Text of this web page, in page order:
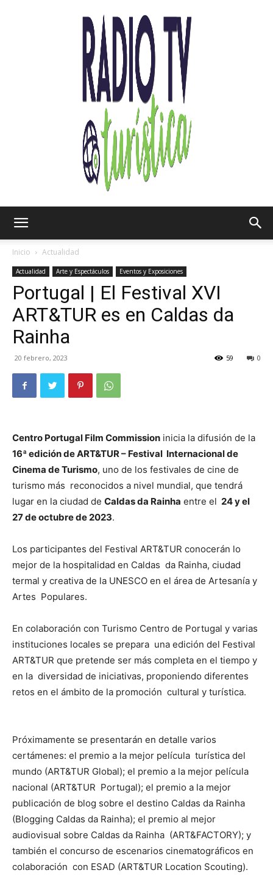
TV
Inicio Actualidad
Actualidad Arte y Espectáculos Eventos y Exposiciones
Portugal | El Festival XVI
ART&TUR es en Caldas da
Rainha
20 febrero, 2023 0
59
Centro Portugal Film Commission inicia la difusión de la
16ª edición de ART&TUR – Festival Internacional de
Cinema de Turismo, uno de los festivales de cine de
turismo más reconocidos a nivel mundial, que tendrá
lugar en la ciudad de Caldas da Rainha entre el 24 y el
27 de octubre de 2023.
Los participantes del Festival ART&TUR conocerán lo
mejor de la hospitalidad en Caldas da Rainha, ciudad
termal y creativa de la UNESCO en el área de Artesanía y
Artes Populares.
En colaboración con Turismo Centro de Portugal y varias
instituciones locales se prepara una edición del Festival
ART&TUR que pretende ser más completa en el tiempo y
en la diversidad de iniciativas, proponiendo diferentes
retos en el ámbito de la promoción cultural y turística.
Próximamente se presentarán en detalle varios
certámenes: el premio a la mejor película turística del
mundo (ART&TUR Global); el premio a la mejor película
nacional (ART&TUR Portugal); el premio a la mejor
publicación de blog sobre el destino Caldas da Rainha
(Blogging Caldas da Rainha); el premio al mejor
audiovisual sobre Caldas da Rainha (ART&FACTORY); y
también el concurso de escenarios cinematográficos en
colaboración con ESAD (ART&TUR Location Scouting).